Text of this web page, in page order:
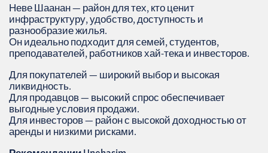
Неве Шаанан — район для тех, кто ценит
инфраструктуру, удобство, доступность и
разнообразие жилья.
Он идеально подходит для семей, студентов,
преподавателей, работников хай‑тека и инвесторов.
Для покупателей — широкий выбор и высокая
ликвидность.
Для продавцов — высокий спрос обеспечивает
выгодные условия продажи.
Для инвесторов — район с высокой доходностью от
аренды и низкими рисками.